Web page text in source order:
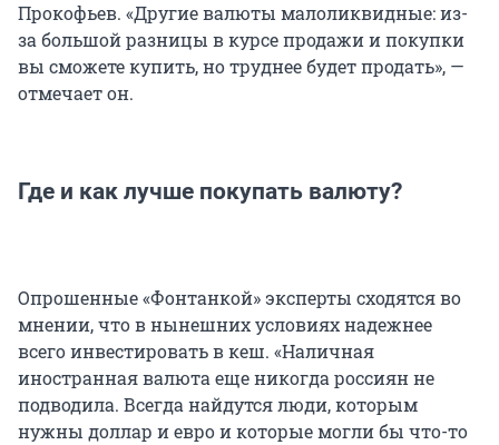
Прокофьев. «Другие валюты малоликвидные: из-
за большой разницы в курсе продажи и покупки
вы сможете купить, но труднее будет продать», —
отмечает он.
Где и как лучше покупать валюту?
Опрошенные «Фонтанкой» эксперты сходятся во
мнении, что в нынешних условиях надежнее
всего инвестировать в кеш. «Наличная
иностранная валюта еще никогда россиян не
подводила. Всегда найдутся люди, которым
нужны доллар и евро и которые могли бы что-то